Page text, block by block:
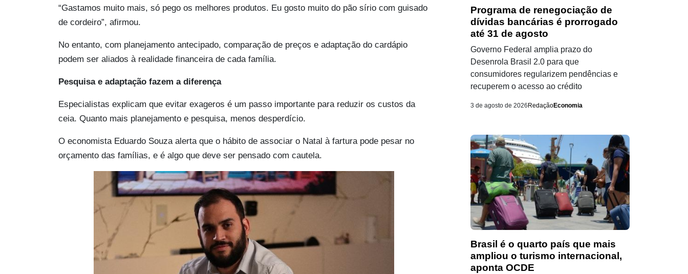
“Gastamos muito mais, só pego os melhores produtos. Eu gosto muito do pão sírio com guisado
de cordeiro”, afirmou.
No entanto, com planejamento antecipado, comparação de preços e adaptação do cardápio
podem ser aliados à realidade financeira de cada família.
Pesquisa e adaptação fazem a diferença
Especialistas explicam que evitar exageros é um passo importante para reduzir os custos da
ceia. Quanto mais planejamento e pesquisa, menos desperdício.
O economista Eduardo Souza alerta que o hábito de associar o Natal à fartura pode pesar no
orçamento das famílias, e é algo que deve ser pensado com cautela.
Programa de renegociação de
dívidas bancárias é prorrogado
até 31 de agosto
Governo Federal amplia prazo do
Desenrola Brasil 2.0 para que
consumidores regularizem pendências e
recuperem o acesso ao crédito
3 de agosto de 2026 RedaçãoEconomia
Brasil é o quarto país que mais
ampliou o turismo internacional,
aponta OCDE